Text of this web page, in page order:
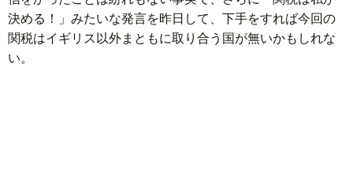
決める！」みたいな発言を昨日して、下手をすれば今回の
関税はイギリス以外まともに取り合う国が無いかもしれな
い。